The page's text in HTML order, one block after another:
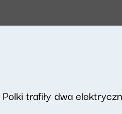
trafiły dwa